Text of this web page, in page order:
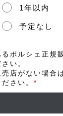
1年以内
予定なし
ポルシェ正規
い。
店がない場合
さい。 *